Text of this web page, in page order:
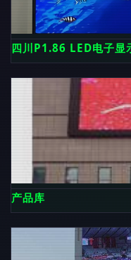
四川P1.86 LED电子显
产品库